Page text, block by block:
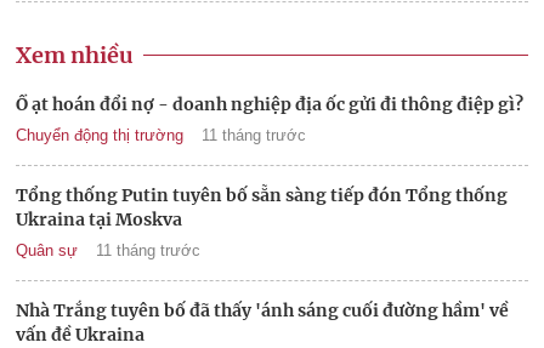
Xem nhiều
Ồ ạt hoán đổi nợ - doanh nghiệp địa ốc gửi đi thông điệp gì?
Chuyển động thị trường 11 tháng trước
Tổng thống Putin tuyên bố sẵn sàng tiếp đón Tổng thống
Ukraina tại Moskva
Quân sự 11 tháng trước
Nhà Trắng tuyên bố đã thấy 'ánh sáng cuối đường hầm' về
vấn đề Ukraina